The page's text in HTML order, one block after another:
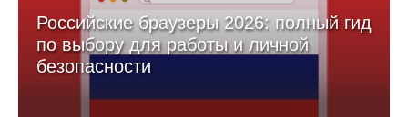
Российские браузеры 2026: полный гид
по выбору для работы и личной
безопасности